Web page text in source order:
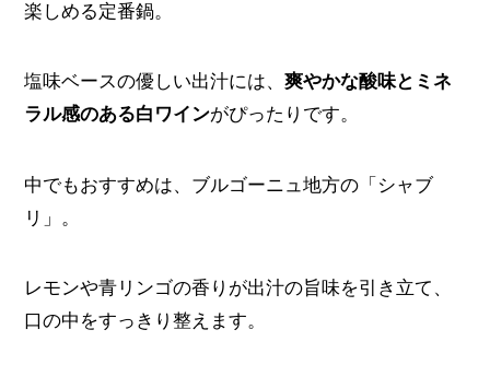
楽しめる定番鍋。
塩味ベースの優しい出汁には、爽やかな酸味とミネ
ラル感のある白ワインがぴったりです。
中でもおすすめは、ブルゴーニュ地方の「シャブ
リ」。
レモンや青リンゴの香りが出汁の旨味を引き立て、
口の中をすっきり整えます。